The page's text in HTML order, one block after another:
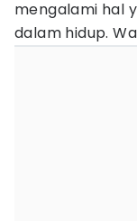
mengalami hal
dalam hidup.